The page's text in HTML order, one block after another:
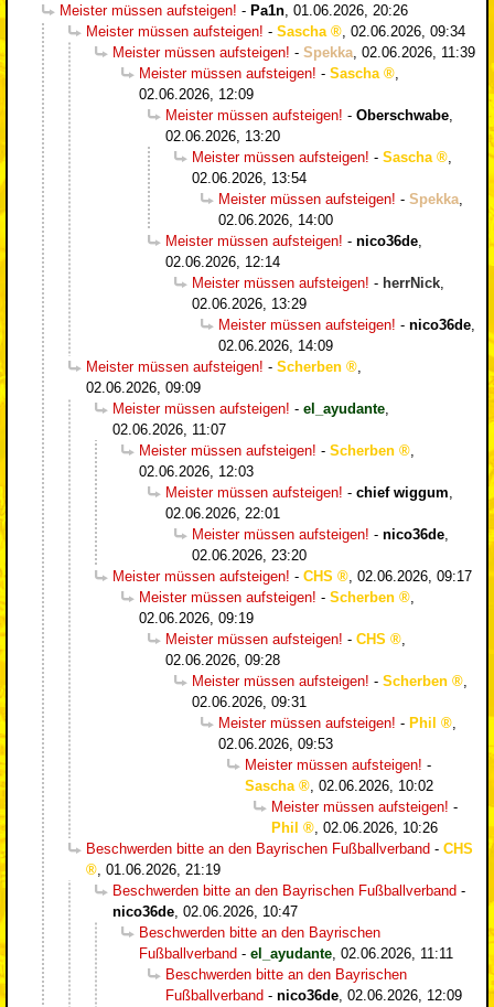
Meister müssen aufsteigen! - Pa1n, 01.06.2026, 20:26
Meister müssen aufsteigen! - Sascha , 02.06.2026, 09:34
Meister müssen aufsteigen! - Spekka, 02.06.2026, 11:39
Meister müssen aufsteigen! - Sascha
,
02.06.2026, 12:09
Meister müssen aufsteigen! - Oberschwabe,
02.06.2026, 13:20
Meister müssen aufsteigen! - Sascha
,
02.06.2026, 13:54
Meister müssen aufsteigen! - Spekka,
02.06.2026, 14:00
Meister müssen aufsteigen! - nico36de,
02.06.2026, 12:14
Meister müssen aufsteigen! - herrNick,
02.06.2026, 13:29
Meister müssen aufsteigen! - nico36de,
02.06.2026, 14:09
Meister müssen aufsteigen! - Scherben
,
02.06.2026, 09:09
Meister müssen aufsteigen! - el_ayudante,
02.06.2026, 11:07
Meister müssen aufsteigen! - Scherben
,
02.06.2026, 12:03
Meister müssen aufsteigen! - chief wiggum,
02.06.2026, 22:01
Meister müssen aufsteigen! - nico36de,
02.06.2026, 23:20
Meister müssen aufsteigen! - CHS , 02.06.2026, 09:17
Meister müssen aufsteigen! - Scherben
,
02.06.2026, 09:19
Meister müssen aufsteigen! - CHS
,
02.06.2026, 09:28
Meister müssen aufsteigen! - Scherben
,
02.06.2026, 09:31
Meister müssen aufsteigen! - Phil
,
02.06.2026, 09:53
Meister müssen aufsteigen! -
Sascha
, 02.06.2026, 10:02
Meister müssen aufsteigen! -
Phil
, 02.06.2026, 10:26
Beschwerden bitte an den Bayrischen Fußballverband - CHS
, 01.06.2026, 21:19
Beschwerden bitte an den Bayrischen Fußballverband -
nico36de, 02.06.2026, 10:47
Beschwerden bitte an den Bayrischen
Fußballverband - el_ayudante, 02.06.2026, 11:11
Beschwerden bitte an den Bayrischen
Fußballverband - nico36de, 02.06.2026, 12:09